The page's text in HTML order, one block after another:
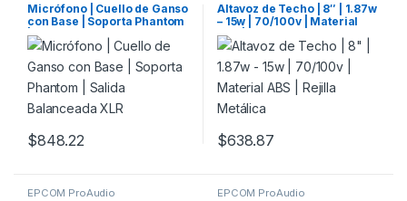
Micrófono | Cuello de Ganso
con Base | Soporta Phantom
| Salida Balanceada XLR
$848.22
Altavoz de Techo | 8″ | 1.87w
– 15w | 70/100v | Material
ABS | Rejilla Metálica
$638.87
EPCOM ProAudio EPCOM ProAudio